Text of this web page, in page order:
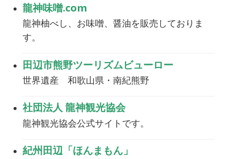
龍神味噌.com
龍神柚べし、お味噌、醤油を販売しておりま
す。
田辺市熊野ツーリズムビューロー
世界遺産 和歌山県・南紀熊野
社団法人 龍神観光協会
龍神観光協会公式サイトです。
紀州田辺「ほんまもん」